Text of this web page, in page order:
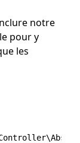
notre
pour y
les